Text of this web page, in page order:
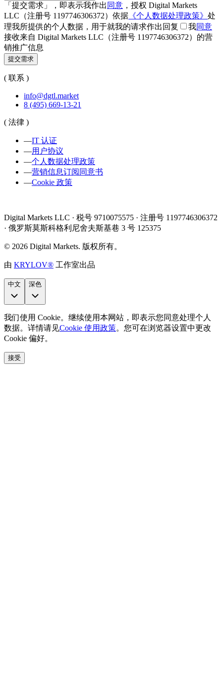
「提交需求」，即表示我作出 同意 ，授权 Digital Markets
LLC（注册号 1197746306372）依据 《个人数据处理政策》 处
理我所提供的个人数据，用于就我的请求作出回复
我同意
接收来自 Digital Markets LLC（注册号 1197746306372）的营
销推广信息
提交需求
( 联系 )
info@dgtl.market
8 (495) 669-13-21
( 法律 )
—IT 认证
—用户协议
—个人数据处理政策
—营销信息订阅同意书
—Cookie 政策
Digital Markets LLC · 税号 9710075575 · 注册号 1197746306372
· 俄罗斯莫斯科格利尼舍夫斯基巷 3 号 125375
© 2026 Digital Markets. 版权所有。
由 KRYLOV® 工作室出品
中文 深色
我们使用 Cookie。继续使用本网站，即表示您同意处理个人
数据。详情请见Cookie 使用政策。您可在浏览器设置中更改
Cookie 偏好。
接受